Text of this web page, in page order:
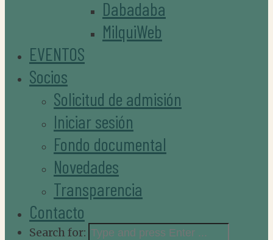
Dabadaba
MilquiWeb
EVENTOS
Socios
Solicitud de admisión
Iniciar sesión
Fondo documental
Novedades
Transparencia
Contacto
Search for: